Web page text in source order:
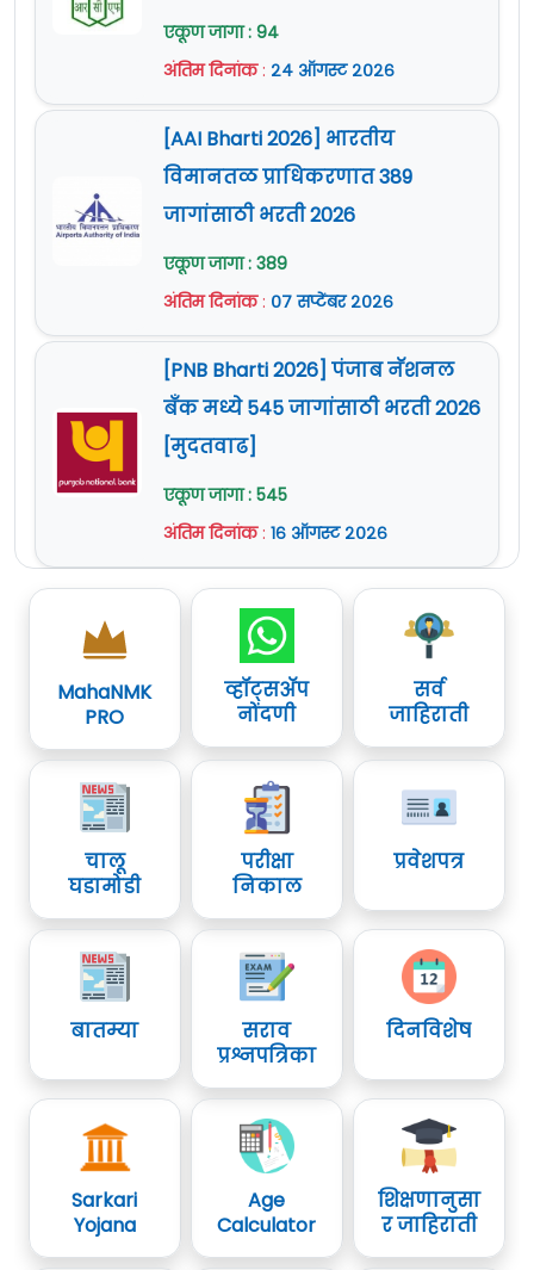
उमेदवारांचा
प्रवेशा साठी
विचार करण्यात
येईल.
वयाची अट :३० सप्टेंबर २०२१ रोजी १८ वर्षे ते ३५ वर्षापर्यंत
[जन्म १ ऑक्टोबर २००४ नंतरचा व १ ऑक्टोबर १९८६
५००/- रुपये [मागास प्रवर्ग - २५०/- रुपये]
वेतनमान (Pay Scale) :शासकीय नियमानुसार.
नोकरी ठिकाण : जळगाव (महाराष्ट्र)
अर्ज पाठविण्याचा पत्ता :परिचर्या प्रशिक्षण महाविद्यालय,
सामान्य रुग्णालय जळगाव.
जाहिरात (Notification) :
येथे क्लिक करा
www.zpjalgaon.gov.in
Official Site : www.jalgaon.gov.in
एकूण जागा : 94
अंतिम दिनांक: २४ ऑगस्ट २०२६
[AAI Bharti 2026] भारतीय
विमानतळ प्राधिकरणात 389
जागांसाठी भरती 2026
एकूण जागा : 389
अंतिम दिनांक: ०७ सप्टेंबर २०२६
[PNB Bharti 2026] पंजाब नॅशनल
बँक मध्ये 545 जागांसाठी भरती 2026
[मुदतवाढ]
एकूण जागा : 545
अंतिम दिनांक: १६ ऑगस्ट २०२६
MahaNMK
PRO
व्हॉट्सॲप
नोंदणी
सर्व
जाहिराती
चालू
घडामोडी
परीक्षा
निकाल
प्रवेशपत्र
बातम्या
सराव
प्रश्नपत्रिका
दिनविशेष
Sarkari
Yojana
Age
Calculator
शिक्षणानुसा
र जाहिराती